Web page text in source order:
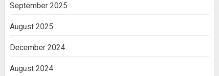
September 2025
August 2025
December 2024
August 2024